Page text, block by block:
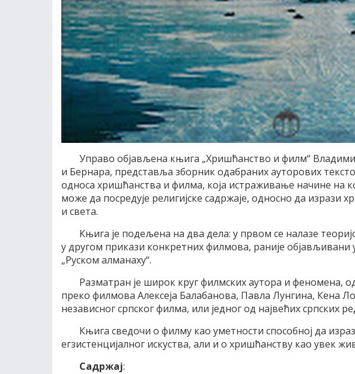
Управо објављена књига „Хришћанство и филм“
и Бернара, представља зборник одабраних ауторових
односа хришћанства и филма, која истраживање начине на
може да посредује религијске садржаје, односно да изрази
и света.
Књига је подељена на два дела: у првом се налазе
у другом прикази конкретних филмова, раније објављивани
„Руском алманаху“.
Разматран је широк круг филмских аутора и феномена,
преко филмова Алексеја Балабанова, Павла Лунгина, Кена
независног српског филма, или једног од највећих српских
Књига сведочи о филму као уметности способној да
егзистенцијалног искуства, али и о хришћанству као увек
Садржај: